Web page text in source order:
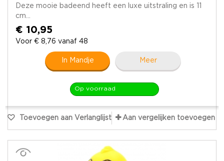
Deze mooie badeend heeft een luxe uitstraling en is 11
cm...
€ 10,95
Voor € 8,76 vanaf 48
In Mandje Meer
Op voorraad
Toevoegen aan Verlanglijst Aan vergelijken toevoegen